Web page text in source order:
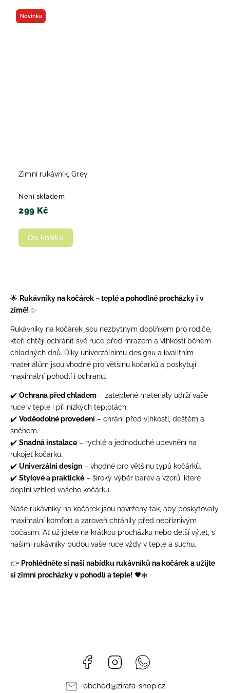
Novinka
Zimní rukávník, Grey
Není skladem
299 Kč
Do košíku
🌟 Rukávníky na kočárek – teplé a pohodlné procházky i v
zimě! ✨
Rukávníky na kočárek jsou nezbytným doplňkem pro rodiče,
kteří chtějí ochránit své ruce před mrazem a vlhkostí během
chladných dnů. Díky univerzálnímu designu a kvalitním
materiálům jsou vhodné pro většinu kočárků a poskytují
maximální pohodlí i ochranu.
✔️ Ochrana před chladem – zateplené materiály udrží vaše
ruce v teple i při nízkých teplotách.
✔️ Voděodolné provedení – chrání před vlhkostí, deštěm a
sněhem.
✔️ Snadná instalace – rychlé a jednoduché upevnění na
rukojeť kočárku.
✔️ Univerzální design – vhodné pro většinu typů kočárků.
✔️ Stylové a praktické – široký výběr barev a vzorů, které
doplní vzhled vašeho kočárku.
Naše rukávníky na kočárek jsou navrženy tak, aby poskytovaly
maximální komfort a zároveň chránily před nepříznivým
počasím. Ať už jdete na krátkou procházku nebo delší výlet, s
našimi rukávníky budou vaše ruce vždy v teple a suchu.
👉 Prohlédněte si naši nabídku rukávníků na kočárek a užijte
si zimní procházky v pohodlí a teple! 🖤❄️
Facebook Instagram
obchod@zirafa-shop.cz